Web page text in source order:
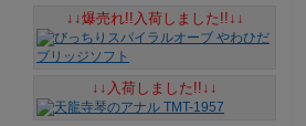
↓↓爆売れ!!入荷しました!!↓↓
↓↓入荷しました!!↓↓